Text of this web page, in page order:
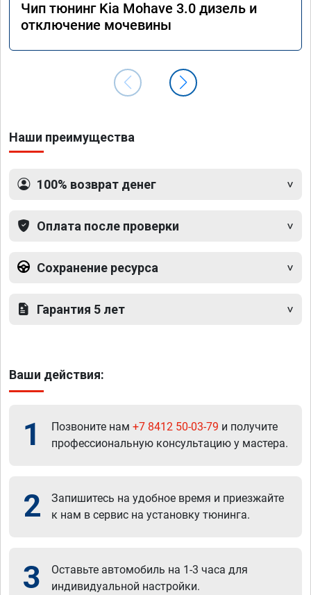
Чип тюнинг Kia Mohave 3.0 дизель и
отключение мочевины
Наши преимущества
100% возврат денег
Оплата после проверки
Сохранение ресурса
Гарантия 5 лет
Ваши действия:
1 Позвоните нам +7 8412 50-03-79 и получите
профессиональную консультацию у мастера.
2
Запишитесь на удобное время и приезжайте
к нам в сервис на установку тюнинга.
3
Оставьте автомобиль на 1-3 часа для
индивидуальной настройки.